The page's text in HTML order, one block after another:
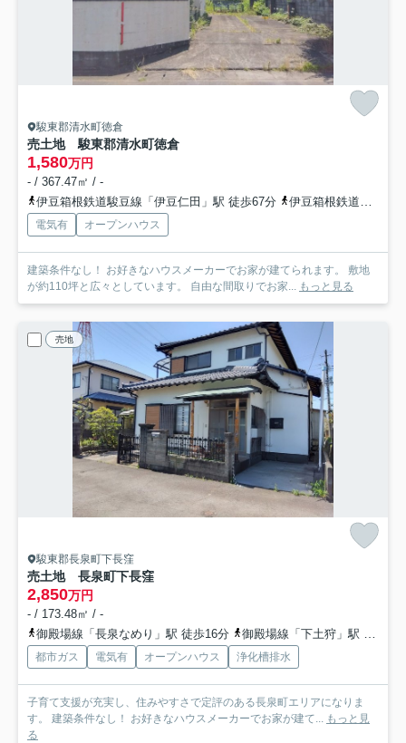
駿東郡清水町徳倉
売土地 駿東郡清水町徳倉
1,580万円
- / 367.47㎡ / -
伊豆箱根鉄道駿豆線「伊豆仁田」駅 徒歩67分
伊豆箱根鉄道駿豆線「原木」駅 徒歩68分
電気有 オープンハウス
建築条件なし！ お好きなハウスメーカーでお家が建てられます。 敷地
が約110坪と広々としています。 自由な間取りでお家... もっと見る
売地
駿東郡長泉町下長窪
売土地 長泉町下長窪
2,850万円
- / 173.48㎡ / -
御殿場線「長泉なめり」駅 徒歩16分
御殿場線「下土狩」駅 徒歩25分
都市ガス 電気有 オープンハウス 浄化槽排水
子育て支援が充実し、住みやすさで定評のある長泉町エリアになりま
す。 建築条件なし！ お好きなハウスメーカーでお家が建て...
もっと見
る